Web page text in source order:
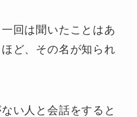
回は聞いたことはあ
ど、その名が知られ
い人と会話をすると